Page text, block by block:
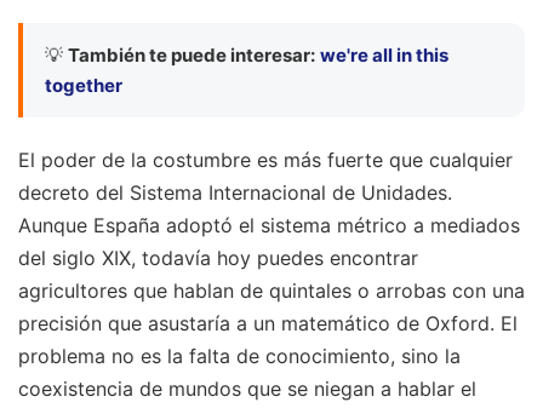
💡 También te puede interesar: we're all in this
together
El poder de la costumbre es más fuerte que cualquier
decreto del Sistema Internacional de Unidades.
Aunque España adoptó el sistema métrico a mediados
del siglo XIX, todavía hoy puedes encontrar
agricultores que hablan de quintales o arrobas con una
precisión que asustaría a un matemático de Oxford. El
problema no es la falta de conocimiento, sino la
coexistencia de mundos que se niegan a hablar el